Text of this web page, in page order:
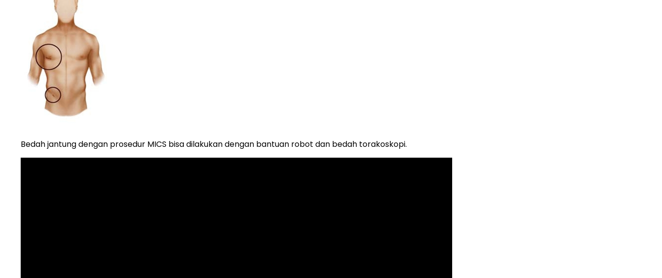
Bedah jantung dengan prosedur MICS bisa dilakukan dengan bantuan robot dan bedah torakoskopi.